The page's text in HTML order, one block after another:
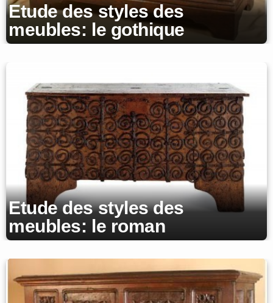
Etude des styles des
meubles: le gothique
Etude des styles des
meubles: le roman